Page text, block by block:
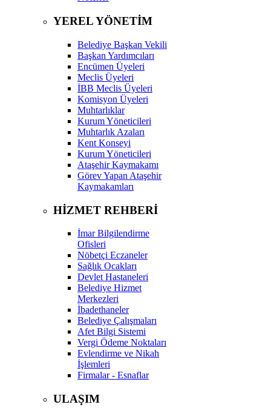
YEREL YÖNETİM
Belediye Başkan Vekili
Başkan Yardımcıları
Encümen Üyeleri
Meclis Üyeleri
İBB Meclis Üyeleri
Komisyon Üyeleri
Muhtarlıklar
Kurum Yöneticileri
Muhtarlık Azaları
Kent Konseyi
Kurum Yöneticileri
Ataşehir Kaymakamı
Görev Yapan Ataşehir
Kaymakamları
HİZMET REHBERİ
İmar Bilgilendirme
Ofisleri
Nöbetçi Eczaneler
Sağlık Ocakları
Devlet Hastaneleri
Belediye Hizmet
Merkezleri
İbadethaneler
Belediye Çalışmaları
Afet Bilgi Sistemi
Vergi Ödeme Noktaları
Evlendirme ve Nikah
İşlemleri
Firmalar - Esnaflar
ULAŞIM